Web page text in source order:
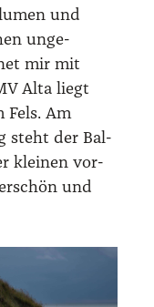
und
unge­
mir mit
Alta liegt
Am
steht der Bal­
klei­nen vor­
und